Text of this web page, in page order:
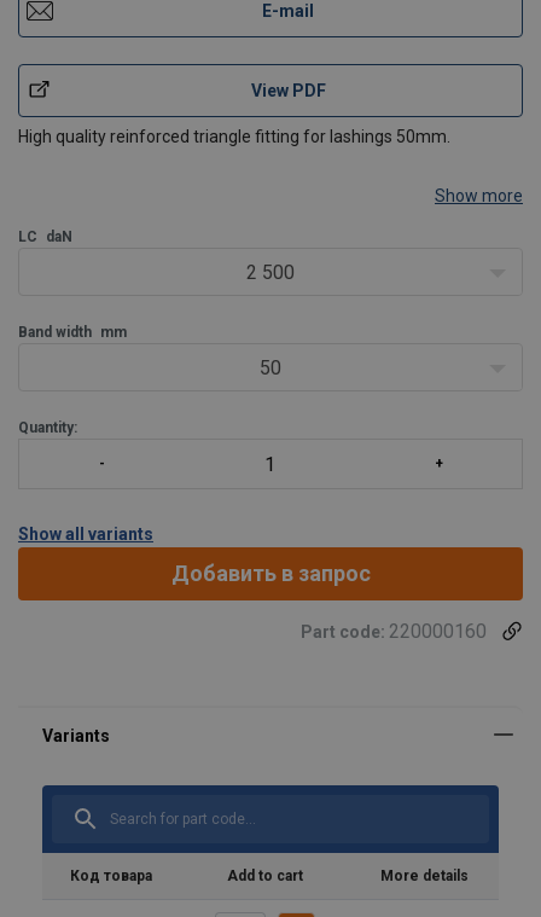
E-mail
View PDF
High quality reinforced triangle fitting for lashings 50mm.
Show more
LC daN
2 500
Band width mm
50
Quantity:
Show all variants
Добавить в запрос
Part code: 220000160
Код товара Add to cart More details